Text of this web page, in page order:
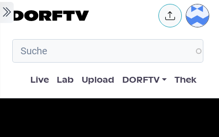
Skip to main content User
Hauptnavigation
Live Lab Upload DORFTV Thek